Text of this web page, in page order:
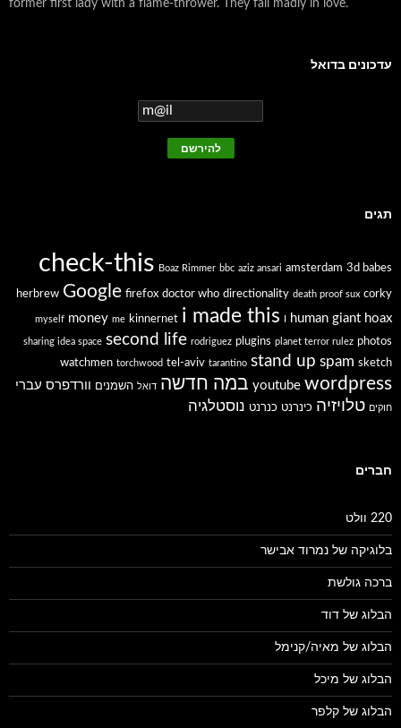
former first lady with a flame-thrower. They fall madly in love.
עדכונים בדואל
תגים
3d babes
amsterdam
aziz ansari
bbc
Boaz Rimmer
check-this
corky
death proof sux
directionality
doctor who
firefox
Google
herbrew
hoax
human giant
i made this
kinnernet
me
money
myself
photos
planet terror rulez
plugins
rodriguez
second life
sharing idea space
sketch
spam
stand up
tarantino
tel-aviv
torchwood
watchmen
wordpress
youtube במה חדשה דואל השמנים וורדפרס עברי
חוקים טלויזיה כינרנט כנרנט נוסטלגיה
חברים
220 וולט
בלוגיקה של נמרוד אבישר
ברכה גולשת
הבלוג של דוד
הבלוג של מאיה/קנימל
הבלוג של מיכל
הבלוג של קלפר